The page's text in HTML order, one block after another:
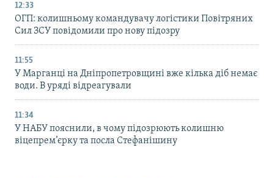
12:33
ОГП: колишньому командувачу логістики Повітряних
Сил ЗСУ повідомили про нову підозру
11:55
У Марганці на Дніпропетровщині вже кілька діб немає
води. В уряді відреагували
11:34
У НАБУ пояснили, в чому підозрюють колишню
віцепрем’єрку та посла Стефанішину